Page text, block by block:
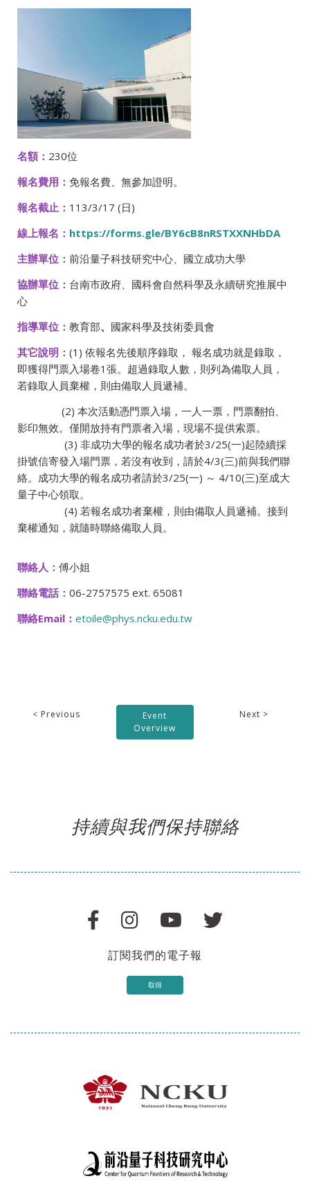
名額： 230位
報名費用： 免報名費、無參加證明。
報名截止： 113/3/17 (日)
線上報名： https://forms.gle/BY6cB8nRSTXXNHbDA
主辦單位： 前沿量子科技研究中心、國立成功大學
協辦單位： 台南市政府、國科會自然科學及永續研究推展中
心
指導單位： 教育部、 國家科學及技術委員會
其它說明： (1) 依報名先後順序錄取， 報名成功就是錄取，
即獲得門票入場卷1張。超過錄取人數，則列為備取人員，
若錄取人員棄權，則由備取人員遞補。
(2) 本次活動憑門票入場，一人一票，門票翻拍、
影印無效。僅開放持有門票者入場，現場不提供索票。
(3) 非成功大學的報名成功者於3/25(一)起陸續採
掛號信寄發入場門票，若沒有收到，請於4/3(三)前與我們聯
絡。成功大學的報名成功者請於3/25(一) ～ 4/10(三)至成大
量子中心領取。
(4) 若報名成功者棄權，則由備取人員遞補。接到
棄權通知，就隨時聯絡備取人員。
聯絡人： 傅小姐
聯絡電話： 06-2757575 ext. 65081
聯絡Email： etoile@phys.ncku.edu.tw
< Previous
Event
Overview
Next >
持續與我們保持聯絡
訂閱我們的電子報
取得